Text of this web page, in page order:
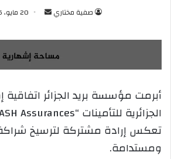
صفية مختاري
س
ل
ب
د
20 مايو، 2026
أبرمت مؤسسة بريد الجزائر
تعكس إرادة مشتركة لترسيخ
ومستدامة.